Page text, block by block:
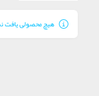
هیچ محصولی یافت